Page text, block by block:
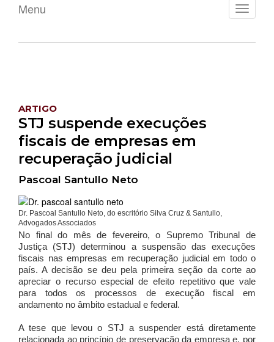
Toggle
Menu
ARTIGO
STJ suspende execuções
fiscais de empresas em
recuperação judicial
Pascoal Santullo Neto
Dr. Pascoal Santullo Neto, do escritório Silva Cruz & Santullo,
Advogados Associados
No final do mês de fevereiro, o Supremo Tribunal de
Justiça (STJ) determinou a suspensão das execuções
fiscais nas empresas em recuperação judicial em todo o
país. A decisão se deu pela primeira seção da corte ao
apreciar o recurso especial de efeito repetitivo que vale
para todos os processos de execução fiscal em
andamento no âmbito estadual e federal.
A tese que levou o STJ a suspender está diretamente
relacionada ao princípio de preservação da empresa e, por